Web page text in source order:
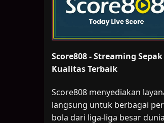
Score808 - Streaming
Kualitas Terbaik
Score808 menyediakan
langsung untuk berbagai
bola dari liga-liga besar